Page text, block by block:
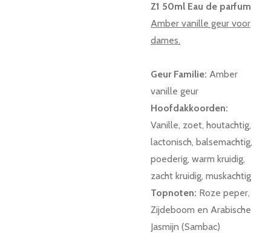
Z1 50ml Eau de parfum
Amber vanille geur voor
dames.
Geur Familie: Amber
vanille geur
Hoofdakkoorden:
Vanille, zoet, houtachtig,
lactonisch, balsemachtig,
poederig, warm kruidig,
zacht kruidig, muskachtig
Topnoten: Roze peper,
Zijdeboom en Arabische
Jasmijn (Sambac)